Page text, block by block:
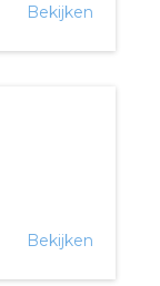
Bekijken
Bekijken